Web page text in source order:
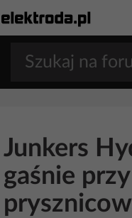
Junkers
gaśnie